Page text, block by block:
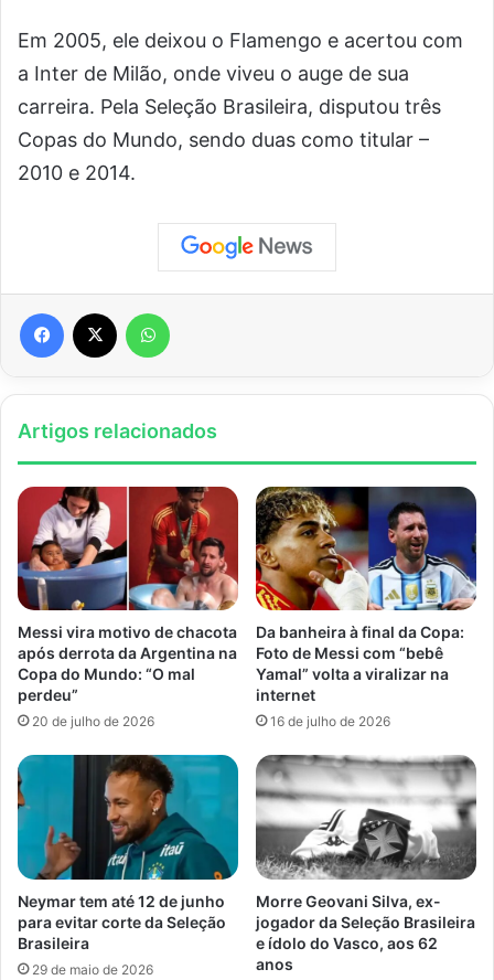
Em 2005, ele deixou o Flamengo e acertou com
a Inter de Milão, onde viveu o auge de sua
carreira. Pela Seleção Brasileira, disputou três
Copas do Mundo, sendo duas como titular –
2010 e 2014.
Artigos relacionados
Messi vira motivo de chacota
após derrota da Argentina na
Copa do Mundo: “O mal
perdeu”
20 de julho de 2026
Da banheira à final da Copa:
Foto de Messi com “bebê
Yamal” volta a viralizar na
internet
16 de julho de 2026
Neymar tem até 12 de junho
para evitar corte da Seleção
Brasileira
29 de maio de 2026
Morre Geovani Silva, ex-
jogador da Seleção Brasileira
e ídolo do Vasco, aos 62
anos